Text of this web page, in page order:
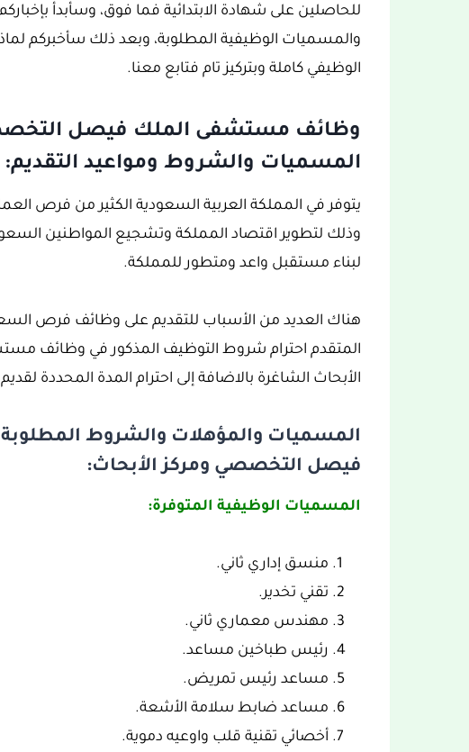
للحاصلين على شهادة الابتدائية فما فوق، وسأبدأ
والمسميات الوظيفية المطلوبة، وبعد ذلك سأخبركم
الوظيفي كاملة وبتركيز تام فتابع معنا.
وظائف مستشفى الملك فيصل
المسميات والشروط ومواعيد التقديم:
وذلك لتطوير اقتصاد المملكة وتشجيع المواطنين
لبناء مستقبل واعد ومتطور للمملكة.
هناك العديد من الأسباب للتقديم على وظائف فرص
المتقدم احترام شروط التوظيف المذكور في وظائف
الأبحاث الشاغرة بالاضافة إلى احترام المدة المحددة
المسميات والمؤهلات والشروط
فيصل التخصصي ومركز الأبحاث:
المسميات الوظيفية المتوفرة:
منسق إداري ثاني.
تقني تخدير.
مهندس معماري ثاني.
رئيس طباخين مساعد.
مساعد رئيس تمريض.
مساعد ضابط سلامة الأشعة.
أخصائي تقنية قلب واوعيه دموية.